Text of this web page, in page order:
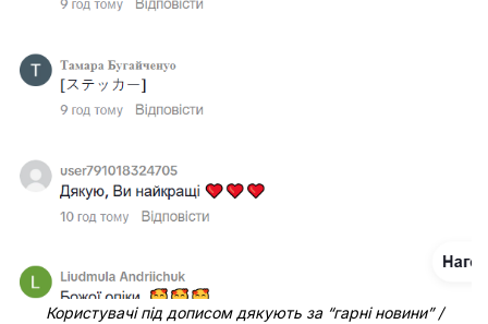
Користувачі під дописом дякують за “гарні новини” /